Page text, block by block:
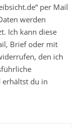
per Mail
werden
Ich kann diese
Brief oder mit
den ich
du in